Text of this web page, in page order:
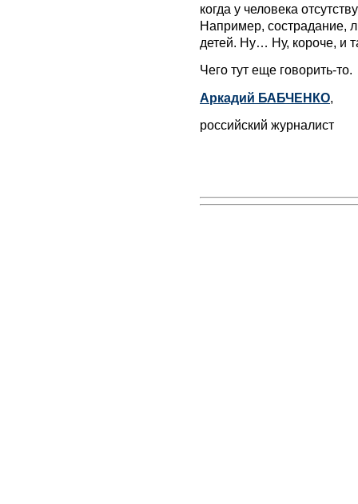
когда у человека
Например, сострадание,
детей. Ну… Ну, короче, и
Чего тут еще говорить-то.
Аркадий БАБЧЕНКО,
российский журналист